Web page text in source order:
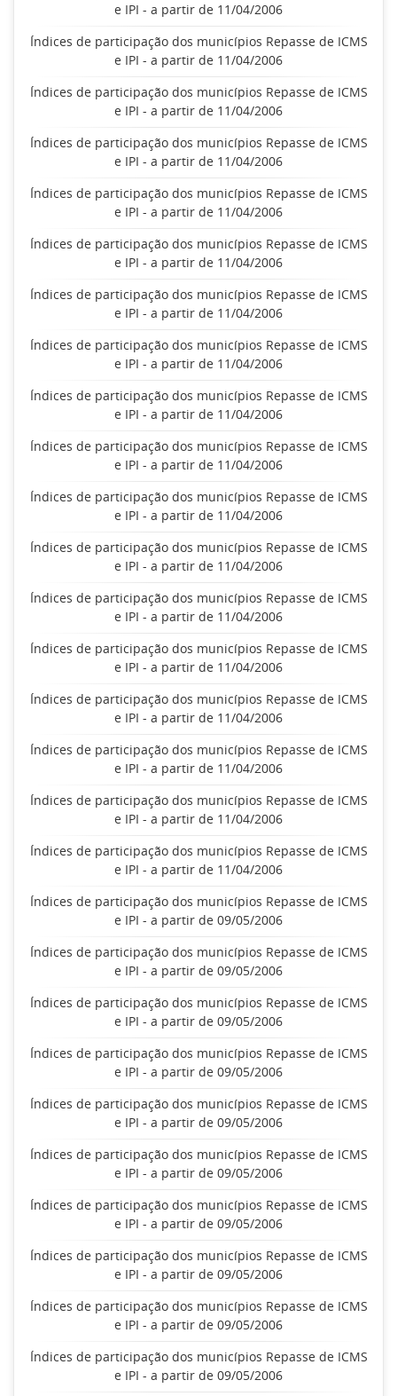
e IPI - a partir de 11/04/2006
Índices de participação dos municípios Repasse de ICMS
e IPI - a partir de 11/04/2006
Índices de participação dos municípios Repasse de ICMS
e IPI - a partir de 11/04/2006
Índices de participação dos municípios Repasse de ICMS
e IPI - a partir de 11/04/2006
Índices de participação dos municípios Repasse de ICMS
e IPI - a partir de 11/04/2006
Índices de participação dos municípios Repasse de ICMS
e IPI - a partir de 11/04/2006
Índices de participação dos municípios Repasse de ICMS
e IPI - a partir de 11/04/2006
Índices de participação dos municípios Repasse de ICMS
e IPI - a partir de 11/04/2006
Índices de participação dos municípios Repasse de ICMS
e IPI - a partir de 11/04/2006
Índices de participação dos municípios Repasse de ICMS
e IPI - a partir de 11/04/2006
Índices de participação dos municípios Repasse de ICMS
e IPI - a partir de 11/04/2006
Índices de participação dos municípios Repasse de ICMS
e IPI - a partir de 11/04/2006
Índices de participação dos municípios Repasse de ICMS
e IPI - a partir de 11/04/2006
Índices de participação dos municípios Repasse de ICMS
e IPI - a partir de 11/04/2006
Índices de participação dos municípios Repasse de ICMS
e IPI - a partir de 11/04/2006
Índices de participação dos municípios Repasse de ICMS
e IPI - a partir de 11/04/2006
Índices de participação dos municípios Repasse de ICMS
e IPI - a partir de 11/04/2006
Índices de participação dos municípios Repasse de ICMS
e IPI - a partir de 11/04/2006
Índices de participação dos municípios Repasse de ICMS
e IPI - a partir de 09/05/2006
Índices de participação dos municípios Repasse de ICMS
e IPI - a partir de 09/05/2006
Índices de participação dos municípios Repasse de ICMS
e IPI - a partir de 09/05/2006
Índices de participação dos municípios Repasse de ICMS
e IPI - a partir de 09/05/2006
Índices de participação dos municípios Repasse de ICMS
e IPI - a partir de 09/05/2006
Índices de participação dos municípios Repasse de ICMS
e IPI - a partir de 09/05/2006
Índices de participação dos municípios Repasse de ICMS
e IPI - a partir de 09/05/2006
Índices de participação dos municípios Repasse de ICMS
e IPI - a partir de 09/05/2006
Índices de participação dos municípios Repasse de ICMS
e IPI - a partir de 09/05/2006
Índices de participação dos municípios Repasse de ICMS
e IPI - a partir de 09/05/2006